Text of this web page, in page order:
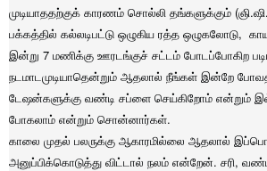
முடியாததற்குக் காரணம் சொல்லி தங்களுக்கும்
பக்கத்தில் கல்லடிபட்டு ஒழுகிய ரத்த ஒழுகலோடு,
இன்று 7 மணிக்கு ஊரடங்குச் சட்டம் போடப்போகிற
நடமாடமுடியாதென்றும் ஆதலால் நீங்கள் இன்றே
டேஷன்களுக்கு வண்டி சப்ளை செய்கிறோம் என்றும்
போகலாம் என்றும் சொன்னார்கள்.
காலை முதல் பலருக்கு ஆகாரமில்லை ஆதலால்
அனுப்பிக்கொடுத்து விட்டால் நலம் என்றேன். சரி,